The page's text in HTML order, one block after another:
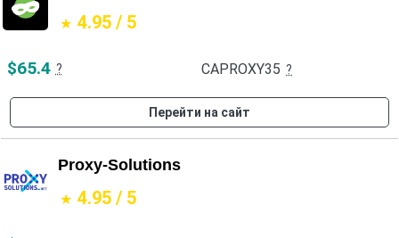
4.95 / 5
$65.4 ? CAPROXY35 ?
Перейти на сайт
Proxy-Solutions
4.95 / 5